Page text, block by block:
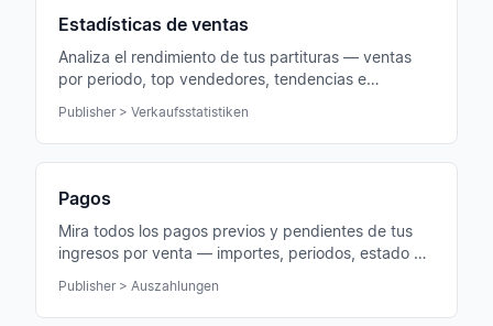
Estadísticas de ventas
Analiza el rendimiento de tus partituras — ventas
por periodo, top vendedores, tendencias e
tablas.
Publisher > Verkaufsstatistiken
Pagos
Mira todos los pagos previos y pendientes de tus
ingresos por venta — importes, periodos, estado y
Publisher > Auszahlungen